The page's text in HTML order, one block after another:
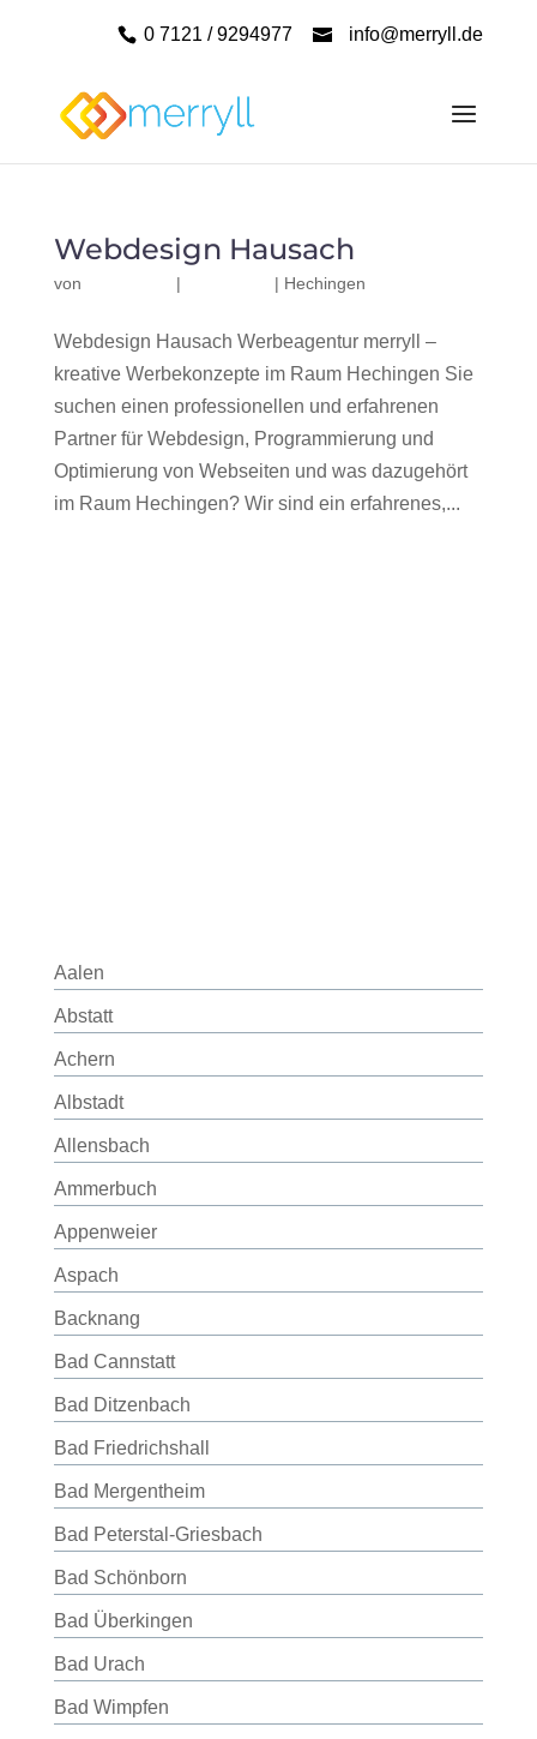
0 7121 / 9294977 info@merryll.de
Webdesign Hausach
von | | Hechingen
Webdesign Hausach Werbeagentur merryll –
kreative Werbekonzepte im Raum Hechingen Sie
suchen einen professionellen und erfahrenen
Partner für Webdesign, Programmierung und
Optimierung von Webseiten und was dazugehört
im Raum Hechingen? Wir sind ein erfahrenes,...
Aalen
Abstatt
Achern
Albstadt
Allensbach
Ammerbuch
Appenweier
Aspach
Backnang
Bad Cannstatt
Bad Ditzenbach
Bad Friedrichshall
Bad Mergentheim
Bad Peterstal-Griesbach
Bad Schönborn
Bad Überkingen
Bad Urach
Bad Wimpfen